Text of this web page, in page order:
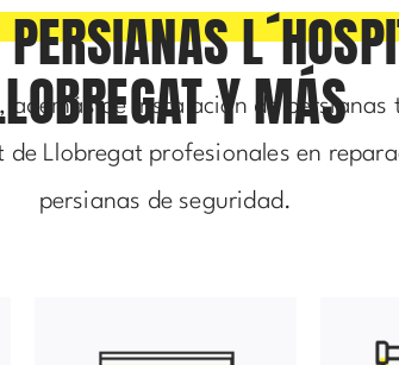
Y MÁS
además de instalación de persianas
de Llobregat profesionales en
persianas de seguridad.